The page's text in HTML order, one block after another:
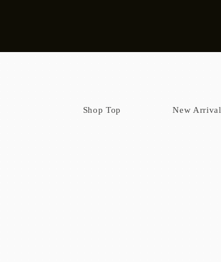
Shop Top New Arrival